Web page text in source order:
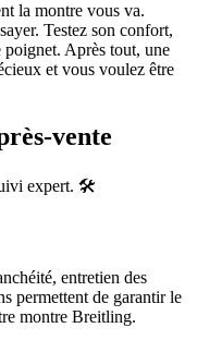
la montre vous va.
Testez son confort,
poignet. Après tout, une
et vous voulez être
vente
expert. 🛠️
entretien des
permettent de garantir le
montre Breitling.